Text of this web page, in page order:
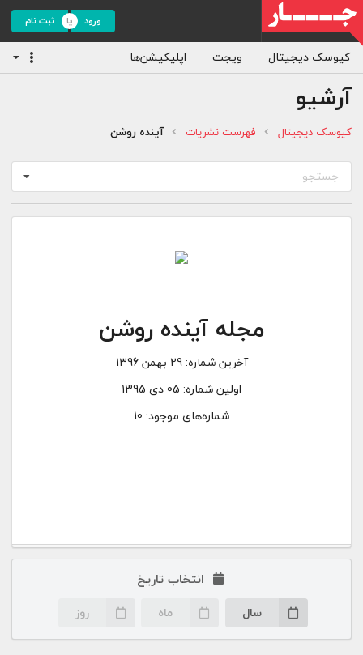
ورود ثبت نام
کیوسک دیجیتال ویجت اپلیکیشن‌ها
آرشیو
کیوسک دیجیتال فهرست نشریات آینده روشن
جستجو
مجله آینده روشن
آخرین شماره:29 بهمن 1396
اولین شماره: 05 دی 1395
شماره‌های موجود: 10
انتخاب تاریخ
سال ماه روز